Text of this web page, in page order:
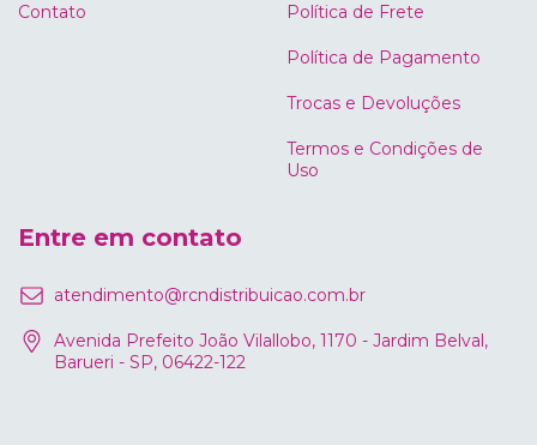
Contato Política de Frete
Política de Pagamento
Trocas e Devoluções
Termos e Condições de
Uso
Entre em contato
atendimento@rcndistribuicao.com.br
Avenida Prefeito João Vilallobo, 1170 - Jardim Belval,
Barueri - SP, 06422-122